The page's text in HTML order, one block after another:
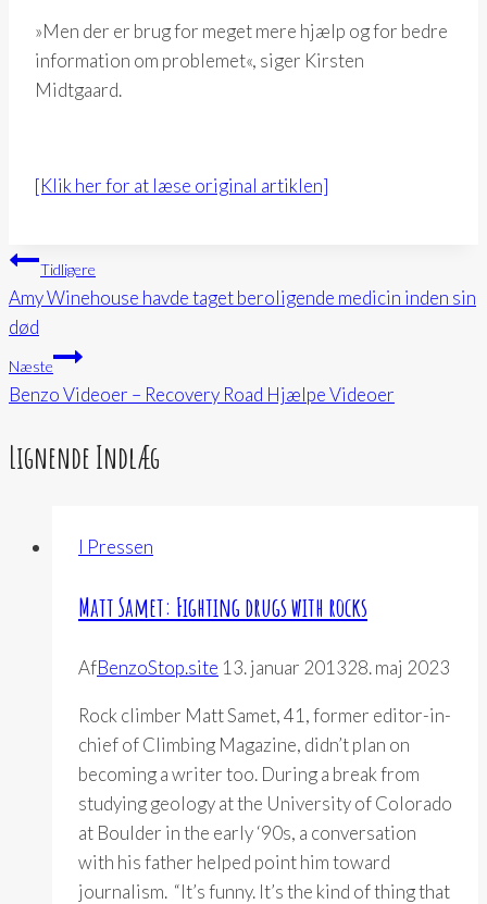
»Men der er brug for meget mere hjælp og for bedre
information om problemet«, siger Kirsten
Midtgaard.
[Klik her for at læse original artiklen]
Indlægsnavigation
Tidligere
Amy Winehouse havde taget beroligende medicin inden sin
død
Næste
Benzo Videoer – Recovery Road Hjælpe Videoer
Lignende Indlæg
I Pressen
Matt Samet: Fighting drugs with rocks
AfBenzoStop.site 13. januar 201328. maj 2023
Rock climber Matt Samet, 41, former editor-in-
chief of Climbing Magazine, didn’t plan on
becoming a writer too. During a break from
studying geology at the University of Colorado
at Boulder in the early ‘90s, a conversation
with his father helped point him toward
journalism. “It’s funny. It’s the kind of thing that